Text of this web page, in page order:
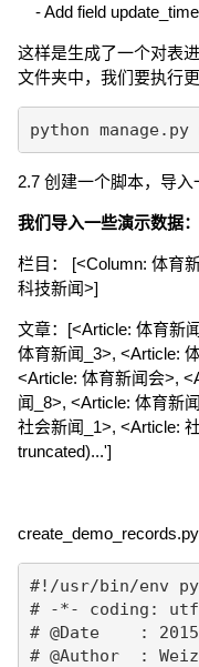
- Add field
这样是生成了一个对表
文件夹中，我们要执行
python manage.py
2.7 创建一个脚本，导
我们导入一些演示数据：
栏目： [<Column: 体育
科技新闻>]
文章：[<Article: 体育新
体育新闻_3>, <Article:
<Article: 体育新闻会>,
闻_8>, <Article: 体育新
社会新闻_1>, <Article:
truncated)...']
create_demo_records.py
#!/usr/bin/env
# -*- coding:
# @Date    :
# @Author  :